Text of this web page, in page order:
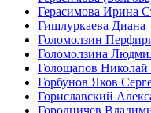
Герасимова Ирина
Гишлуркаева Диана
Голомолзин
Голомолзина
Голощапов
Горбунов Яков
Гориславский
Городничев